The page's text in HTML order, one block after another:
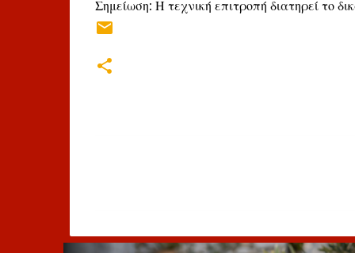
Σημείωση: Η τεχνική επιτροπή διατηρεί το
λ